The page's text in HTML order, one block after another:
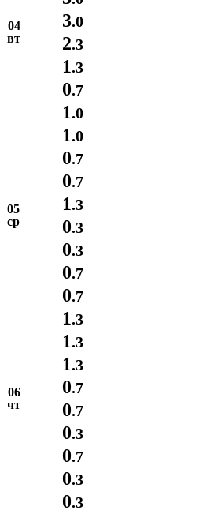
04
вт
3.0
2.3
1.3
0.7
1.0
05
ср
1.0
0.7
0.7
1.3
0.3
0.3
0.7
0.7
06
чт
1.3
1.3
1.3
0.7
0.7
0.3
0.7
0.3
0.3